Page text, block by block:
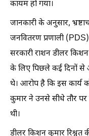
कायम हो गया।
जानकारी के अनुसार,
जनवितरण प्रणाली
सरकारी राशन डीलर
के लिए पिछले कई दिनों से
थे। आरोप है कि इस कार्य
कुमार ने उनसे सीधे तौर पर
थी।
डीलर किशन कुमार